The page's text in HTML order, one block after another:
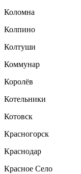
Коломна
Колпино
Колтуши
Коммунар
Королёв
Котельники
Котовск
Красногорск
Краснодар
Красное Село